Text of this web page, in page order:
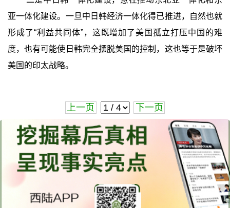
亚一体化建设。一旦中日韩经济一体化得已推进，自然也就
形成了“利益共同体”，这既增加了美国孤立打压中国的难
度，也有可能使日韩完全摆脱美国的控制，这也等于是破坏
美国的印太战略。
上一页 下一页